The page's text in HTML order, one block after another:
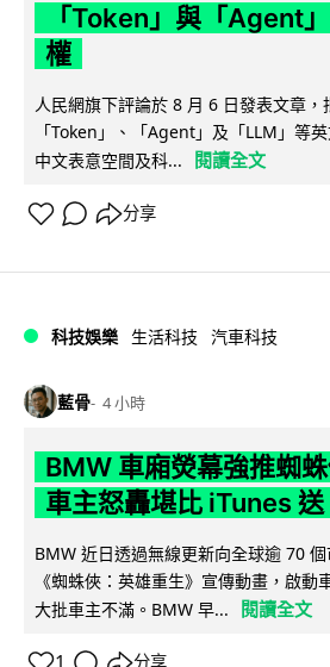
「Token」與「Agent
權
人民網旗下評論於 8 月 6 日發表文章，
「Token」、「Agent」及「LLM」等
中文表意空間及科...
閱讀全文
分享
科技娛樂 生活科技 汽車科技
藍骨 4 小時
BMW 車廂熒幕強推蜘
車主怒轟堪比 iTunes
BMW 近日透過無線更新向全球逾 70
《蜘蛛俠：英雄重生》宣傳動畫，啟動
大批車主不滿。BMW 早...
閱讀全文
分享